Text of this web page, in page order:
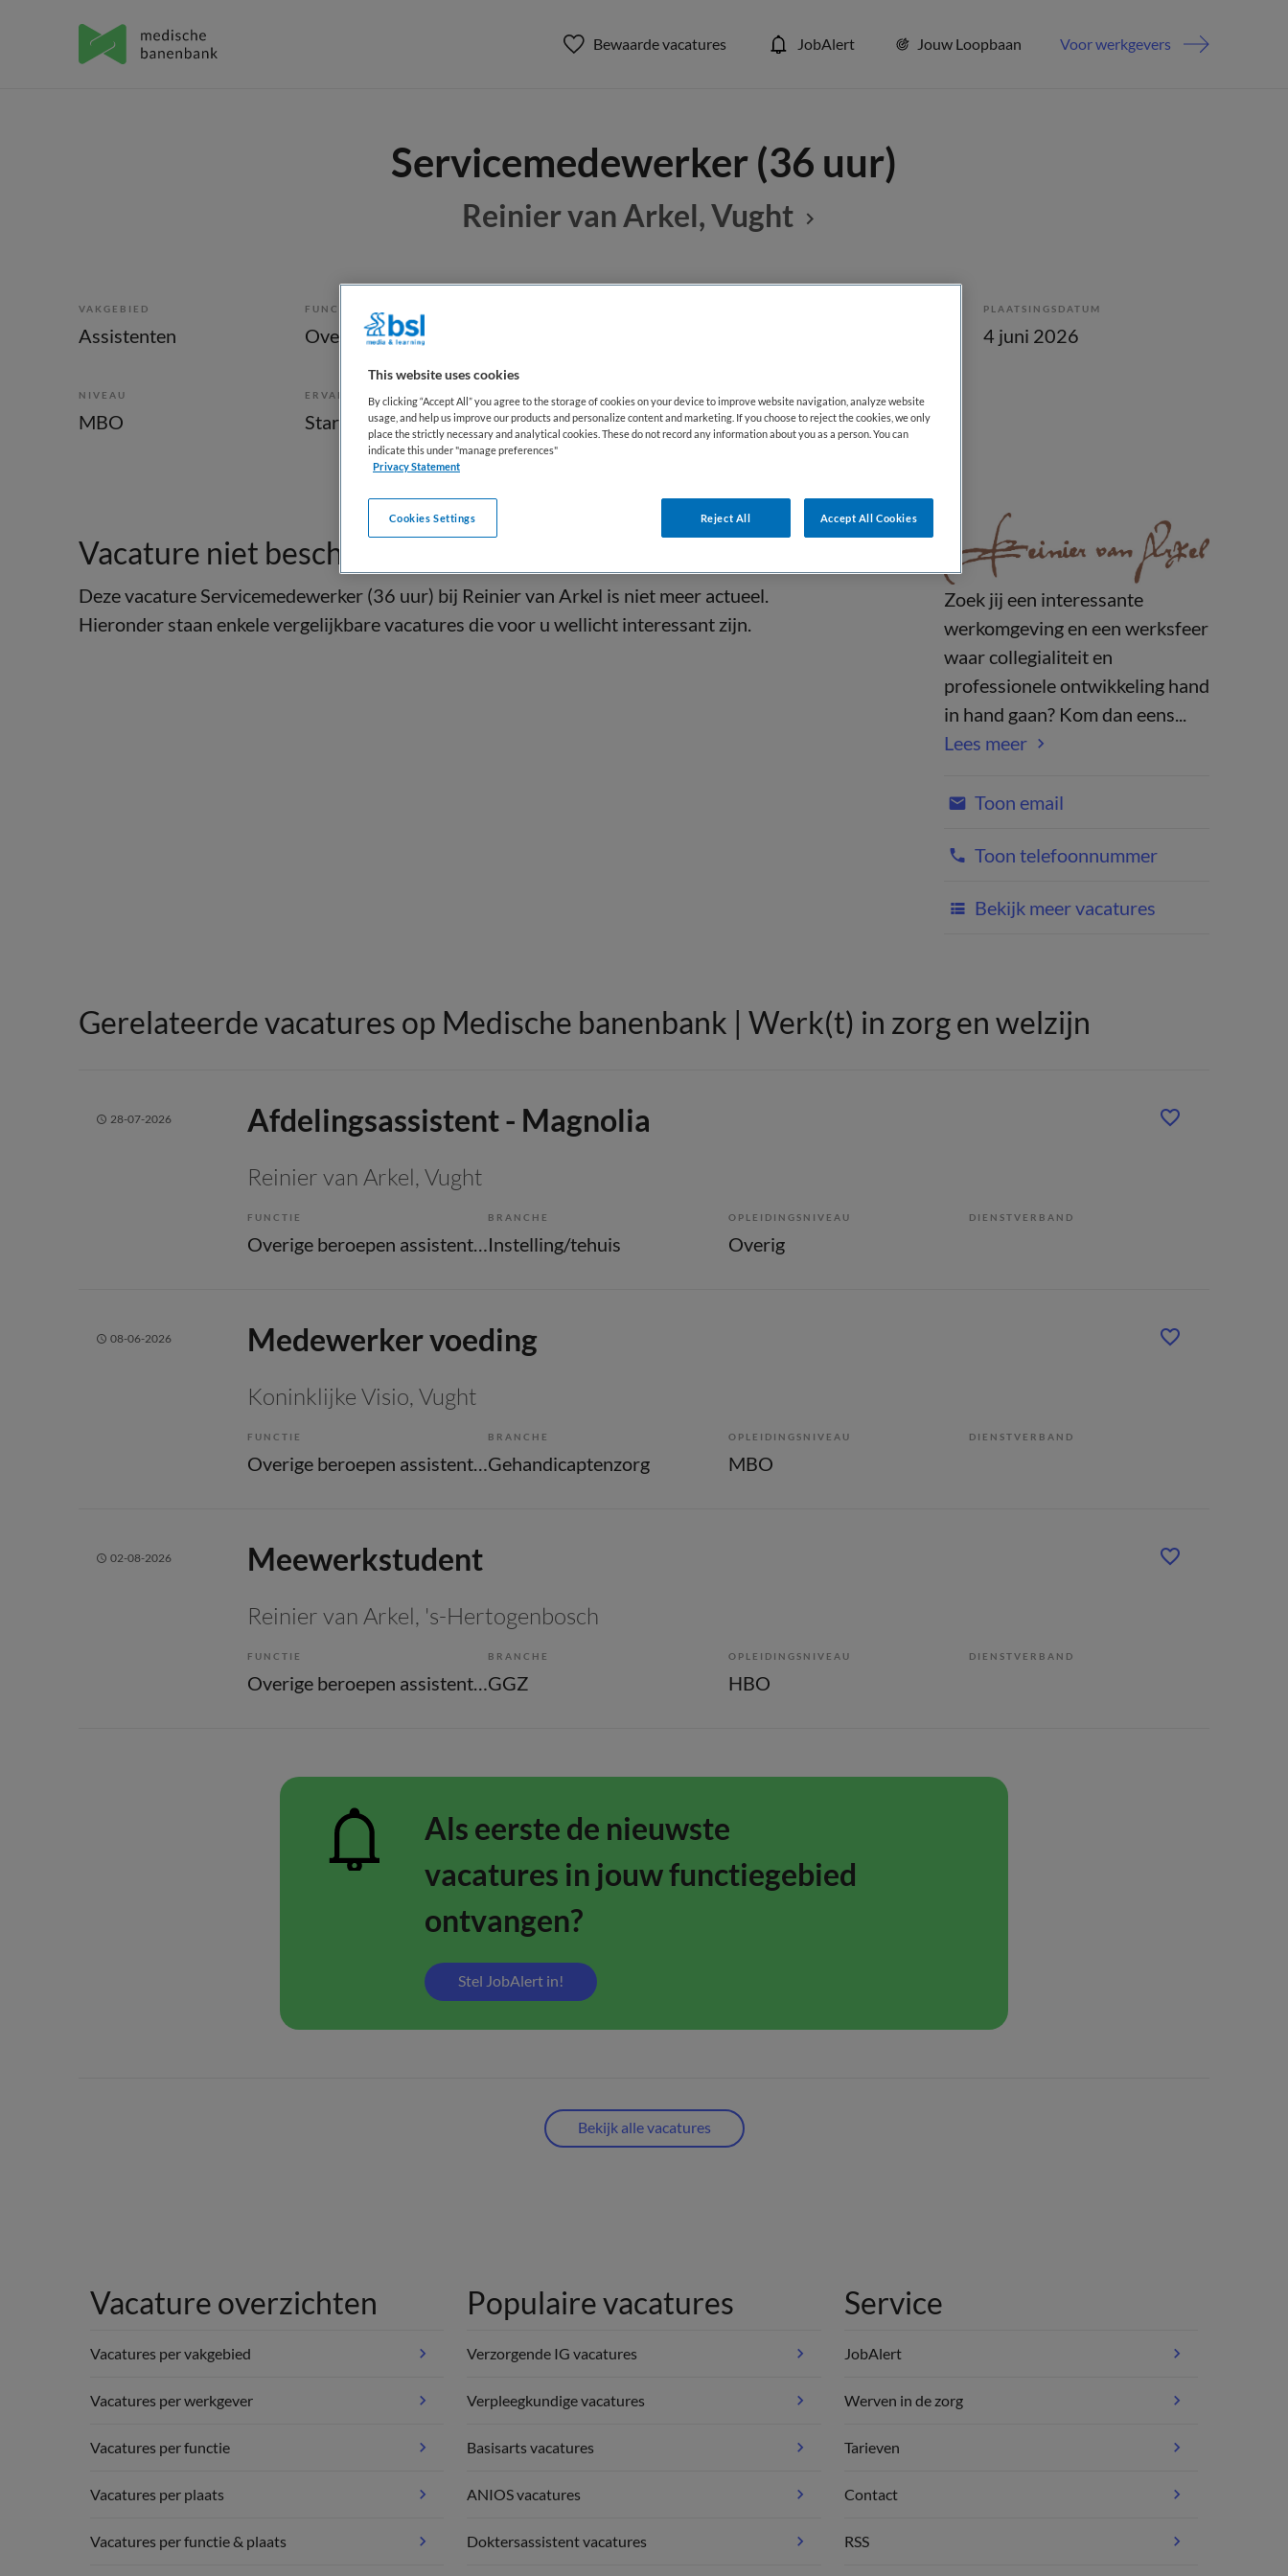
Bewaarde vacatures JobAlert Jouw Loopbaan Voor werkgevers
Servicemedewerker (36 uur)
Reinier van Arkel, Vught
VAKGEBIED
Assistenten
FUNCTIE PLAATSINGSDATUM
4 juni 2026
NIVEAU
MBO
ERVARING
Starter
DIENSTVERBAND
Fulltime
Vacature niet beschikbaar
Deze vacature Servicemedewerker (36 uur) bij Reinier van Arkel is niet meer actueel.
Hieronder staan enkele vergelijkbare vacatures die voor u wellicht interessant zijn.
Zoek jij een interessante
werkomgeving en een werksfeer
waar collegialiteit en
professionele ontwikkeling hand
in hand gaan? Kom dan eens...
Lees meer
Toon email
Toon telefoonnummer
Bekijk meer vacatures
Gerelateerde vacatures op Medische banenbank | Werk(t) in zorg en welzijn
28-07-2026 Afdelingsassistent - Magnolia
Reinier van Arkel, Vught
FUNCTIE
Overige beroepen assistenten
BRANCHE
Instelling/tehuis
OPLEIDINGSNIVEAU
Overig
DIENSTVERBAND
08-06-2026 Medewerker voeding
Koninklijke Visio, Vught
FUNCTIE
Overige beroepen assistenten
BRANCHE
Gehandicaptenzorg
OPLEIDINGSNIVEAU
MBO
DIENSTVERBAND
02-08-2026 Meewerkstudent
Reinier van Arkel, 's-Hertogenbosch
FUNCTIE
Overige beroepen assistenten
BRANCHE
GGZ
OPLEIDINGSNIVEAU
HBO
DIENSTVERBAND
Als eerste de nieuwste
vacatures in jouw functiegebied
ontvangen?
Stel JobAlert in!
Bekijk alle vacatures
Vacature overzichten
Vacatures per vakgebied
Vacatures per werkgever
Vacatures per functie
Vacatures per plaats
Vacatures per functie & plaats
Populaire vacatures
Verzorgende IG vacatures
Verpleegkundige vacatures
Basisarts vacatures
ANIOS vacatures
Doktersassistent vacatures
Service
JobAlert
Werven in de zorg
Tarieven
Contact
RSS
This website uses cookies
By clicking “Accept All” you agree to the storage of cookies on your device to improve website navigation, analyze website
usage, and help us improve our products and personalize content and marketing. If you choose to reject the cookies, we only
place the strictly necessary and analytical cookies. These do not record any information about you as a person. You can
indicate this under "manage preferences"
Privacy Statement
Reject All Accept All Cookies
Cookies Settings